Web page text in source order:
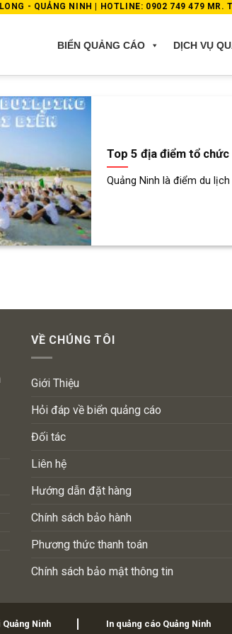
- QUẢNG NINH | HOTLINE: 0902 749 479 MR.
BIỂN QUẢNG CÁO DỊCH VỤ
Top 5 địa điểm tổ
Quảng Ninh là điểm du
VỀ CHÚNG TÔI
Giới Thiệu
Hỏi đáp về biển quảng cáo
Đối tác
Liên hệ
Hướng dẫn đặt hàng
Chính sách bảo hành
Phương thức thanh toán
Chính sách bảo mật thông tin
Ninh In quảng cáo Quảng Ninh